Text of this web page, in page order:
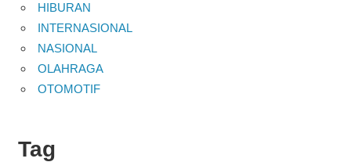
HIBURAN
INTERNASIONAL
NASIONAL
OLAHRAGA
OTOMOTIF
Tag